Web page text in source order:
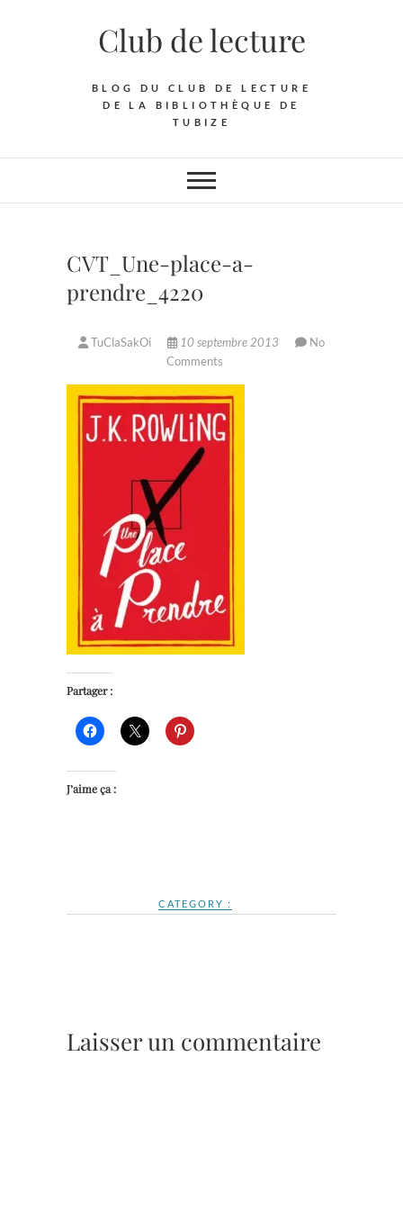
Club de lecture
BLOG DU CLUB DE LECTURE
DE LA BIBLIOTHÈQUE DE
TUBIZE
CVT_Une-place-a-
prendre_4220
TuClaSakOi 10 septembre 2013
No
Comments
Partager :
J’aime ça :
CATEGORY :
Laisser un commentaire